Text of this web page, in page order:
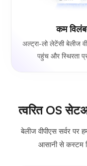
कम
अल्ट्रा-लो लेटेंसी बेलीज
पहुंच और स्थिरता
त्वरित OS
बेलीज वीपीएस सर्वर पर
आसानी से कस्टम